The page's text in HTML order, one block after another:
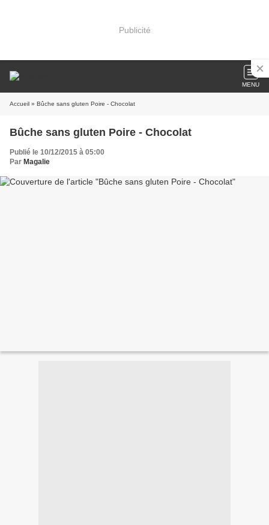
Publicité
MENU
Accueil » Bûche sans gluten Poire - Chocolat
Bûche sans gluten Poire - Chocolat
Publié le 10/12/2015 à 05:00
Par Magalie